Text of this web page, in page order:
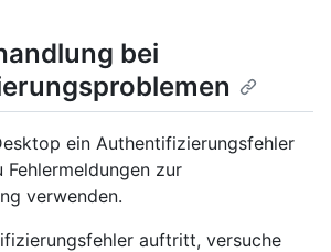
bei
ein Authentifizierungsfehler
zur
verwenden.
auftritt, versuche